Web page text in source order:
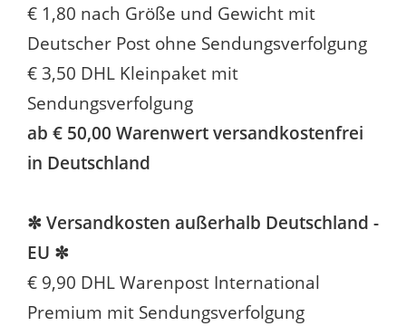
€ 1,80 nach Größe und Gewicht mit
Deutscher Post ohne Sendungsverfolgung
€ 3,50 DHL Kleinpaket mit
Sendungsverfolgung
ab € 50,00 Warenwert versandkostenfrei
in Deutschland
✼ Versandkosten außerhalb Deutschland -
EU ✼
€ 9,90 DHL Warenpost International
Premium mit Sendungsverfolgung